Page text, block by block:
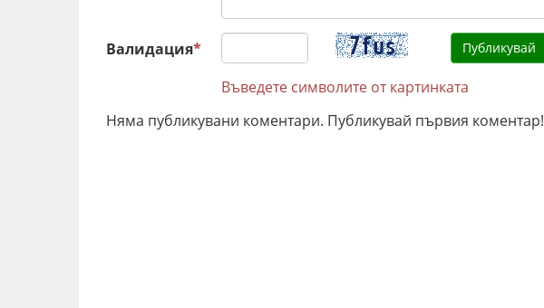
Валидация*
Въведете символите от картинката
Няма публикувани коментари. Публикувай първия коментар!